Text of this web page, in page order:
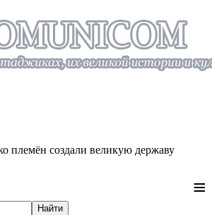
племён создали великую державу
≡